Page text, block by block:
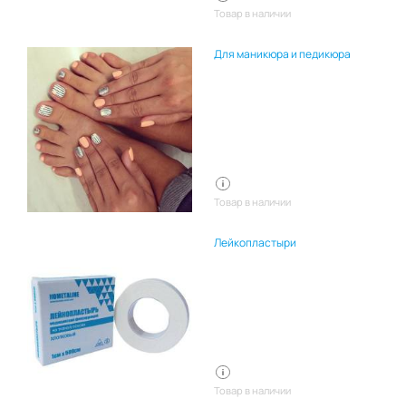
Товар в наличии
Для маникюра и педикюра
Товар в наличии
Лейкопластыри
Товар в наличии